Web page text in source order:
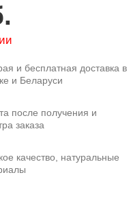
и бесплатная доставка в
и Беларуси
после получения и
заказа
качество, натуральные